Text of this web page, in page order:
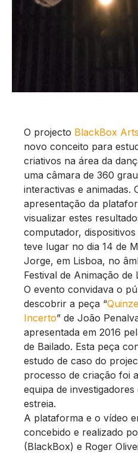
O projecto BlackBox
novo conceito para
criativos na área da
uma câmara de 360
interactivas e animadas.
apresentação da
visualizar estes
computador,
teve lugar no dia 14 de
Jorge, em Lisboa, no
Festival de Animação de
O evento convidava o
descobrir a peça “
Incerto” de João
apresentada em 2016
de Bailado. Esta peça
estudo de caso do
processo de criação foi
equipa de
estreia.
A plataforma e o vídeo
concebido e realizado
(BlackBox) e Roger